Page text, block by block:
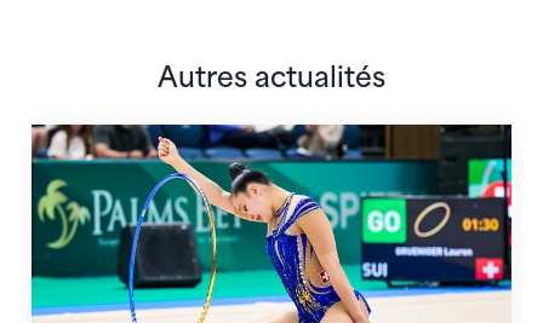
Autres actualités
Prochaine étape : les Championnats du monde